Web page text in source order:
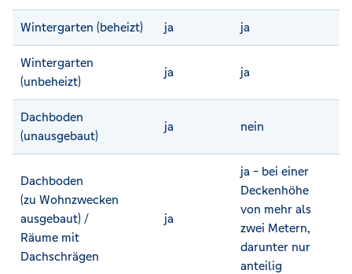
Wintergarten (beheizt) ja ja
Wintergarten
(unbeheizt)
ja ja
Dachboden
(unausgebaut)
ja nein
Dachboden
(zu Wohnzwecken
ausgebaut) /
Räume mit
Dachschrägen
ja
ja - bei einer
Deckenhöhe
von mehr als
zwei Metern,
darunter nur
anteilig